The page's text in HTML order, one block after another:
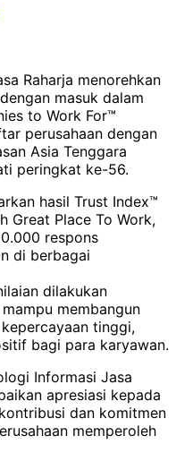
Raharja menorehkan
masuk dalam
to Work For™
perusahaan dengan
Asia Tenggara
peringkat ke-56.
hasil Trust Index™
Great Place To Work,
respons
di berbagai
dilakukan
membangun
tinggi,
bagi para karyawan.
Informasi Jasa
apresiasi kepada
dan komitmen
memperoleh